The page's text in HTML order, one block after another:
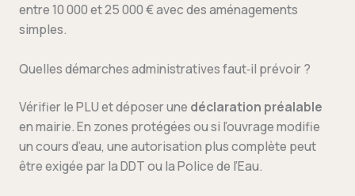
entre 10 000 et 25 000 € avec des aménagements
simples.
Quelles démarches administratives faut‑il prévoir ?
Vérifier le PLU et déposer une déclaration préalable
en mairie. En zones protégées ou si l’ouvrage modifie
un cours d’eau, une autorisation plus complète peut
être exigée par la DDT ou la Police de l’Eau.